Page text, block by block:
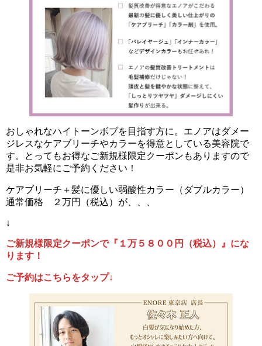
おしゃれなハイトーンボブを目指す方に。エノアはダメー
ジレスなケアブリーチやカラーを得意としている美容院で
す。とってもお得なご新規様限定クーポンもありますので
是非お気軽にご予約ください！
ケアブリーチ＋髪に優しい弱酸性カラー（ダブルカラー）
通常価格 ２万円（税込）が、、、
↓
ご新規様限定クーポンで『１万５８００円（税込）』にな
ります！
ご予約はこちらをタップ↓